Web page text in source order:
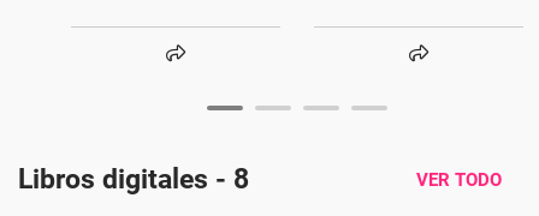
Libros digitales - 8 VER TODO